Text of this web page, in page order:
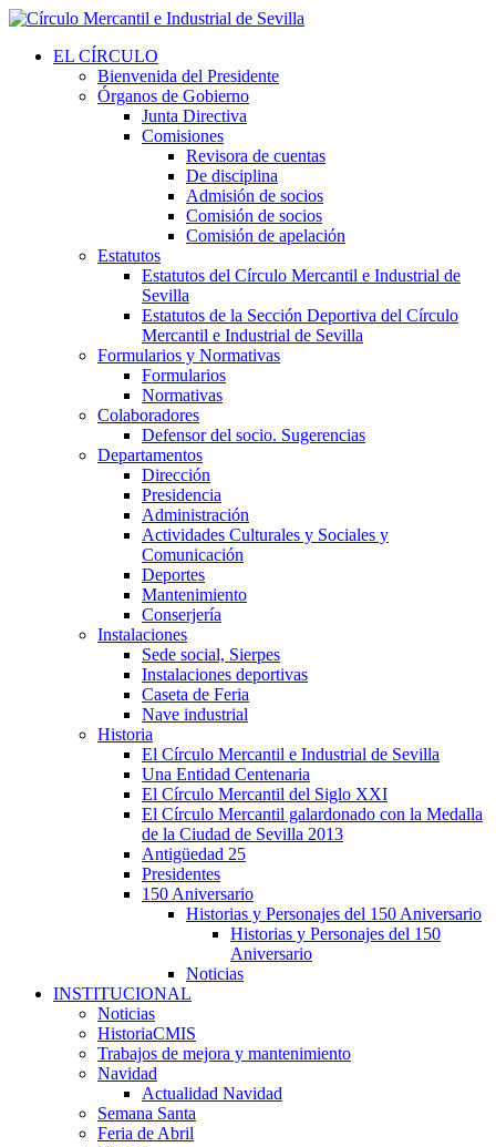
EL CÍRCULO
Bienvenida del Presidente
Órganos de Gobierno
Junta Directiva
Comisiones
Revisora de cuentas
De disciplina
Admisión de socios
Comisión de socios
Comisión de apelación
Estatutos
Estatutos del Círculo Mercantil e Industrial de
Sevilla
Estatutos de la Sección Deportiva del Círculo
Mercantil e Industrial de Sevilla
Formularios y Normativas
Formularios
Normativas
Colaboradores
Defensor del socio. Sugerencias
Departamentos
Dirección
Presidencia
Administración
Actividades Culturales y Sociales y
Comunicación
Deportes
Mantenimiento
Conserjería
Instalaciones
Sede social, Sierpes
Instalaciones deportivas
Caseta de Feria
Nave industrial
Historia
El Círculo Mercantil e Industrial de Sevilla
Una Entidad Centenaria
El Círculo Mercantil del Siglo XXI
El Círculo Mercantil galardonado con la Medalla
de la Ciudad de Sevilla 2013
Antigüedad 25
Presidentes
150 Aniversario
Historias y Personajes del 150 Aniversario
Historias y Personajes del 150
Aniversario
Noticias
INSTITUCIONAL
Noticias
HistoriaCMIS
Trabajos de mejora y mantenimiento
Navidad
Actualidad Navidad
Semana Santa
Feria de Abril